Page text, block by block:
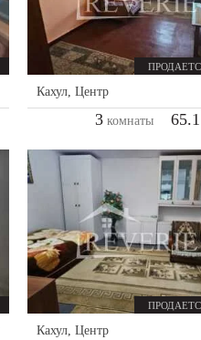
Кахул,Центр
3комнаты 65.1
Кахул,Центр